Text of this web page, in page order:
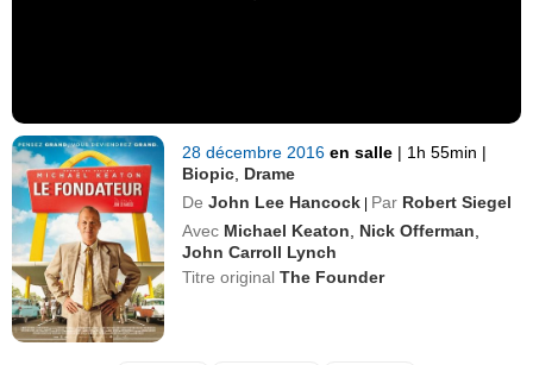
28 décembre 2016en salle | 1h 55min |
Biopic Drame
De John Lee Hancock | Par Robert Siegel
Avec Michael Keaton Nick Offerman
John Carroll Lynch
Titre originalThe Founder